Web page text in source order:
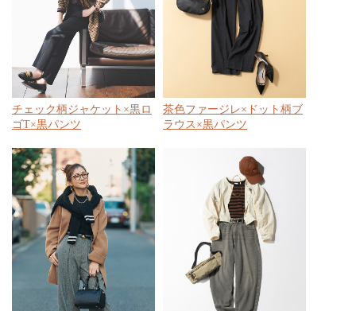
チェック柄ジャケット×黒ロ
ゴT×黒パンツ
茶色ファージレ×ドット柄ブ
ラウス×黒パンツ